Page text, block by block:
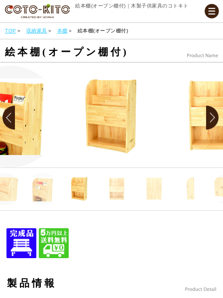
絵本棚(オープン棚付)｜木製子供家具のコトキト
TOP 収納家具 本棚 絵本棚(オープン棚付)
絵本棚(オープン棚付)
製品情報